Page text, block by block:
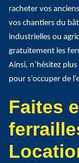
racheter vos
vos chantiers du
industrielles ou
gratuitement les
Ainsi, n’hésitez
pour s’occuper de
Faites